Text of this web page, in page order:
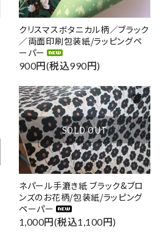
クリスマスボタニカル柄／ブラック
／両面印刷包装紙/ラッピングペ
ーパー
900円(税込990円)
SOLD OUT
ネパール手漉き紙 ブラック&ブロ
ンズのお花柄/包装紙/ラッピング
ペーパー
1,000円(税込1,100円)
favorite